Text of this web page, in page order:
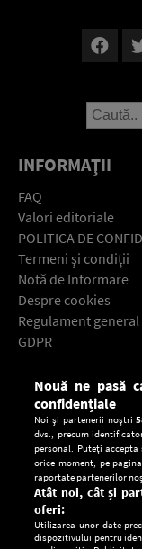
INFORMAŢII
FAQ
Valori editoriale
POLITICA DE
Termeni şi condiţii
Notă de Informare
Despre cookies
Regulament general
GDPR
Descarcă gratuit
Nouă ne pasă
confidențiale
Noi și partenerii noștri
dvs., precum
personal. Puteți
orice moment, pe
raportate partenerilor
Atât noi, cât și
oferi:
Utilizarea unor date
dispozitivului pentru